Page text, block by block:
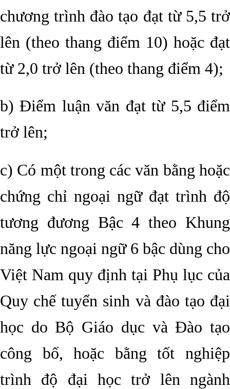
chương trình đào tạo đạt từ 5,5 trở
lên (theo thang điểm 10) hoặc đạt
từ 2,0 trở lên (theo thang điểm 4);
b) Điểm luận văn đạt từ 5,5 điểm
trở lên;
c) Có một trong các văn bằng hoặc
chứng chỉ ngoại ngữ đạt trình độ
tương đương Bậc 4 theo Khung
năng lực ngoại ngữ 6 bậc dùng cho
Việt Nam quy định tại Phụ lục của
Quy chế tuyển sinh và đào tạo đại
học do Bộ Giáo dục và Đào tạo
công bố, hoặc bằng tốt nghiệp
trình độ đại học trở lên ngành